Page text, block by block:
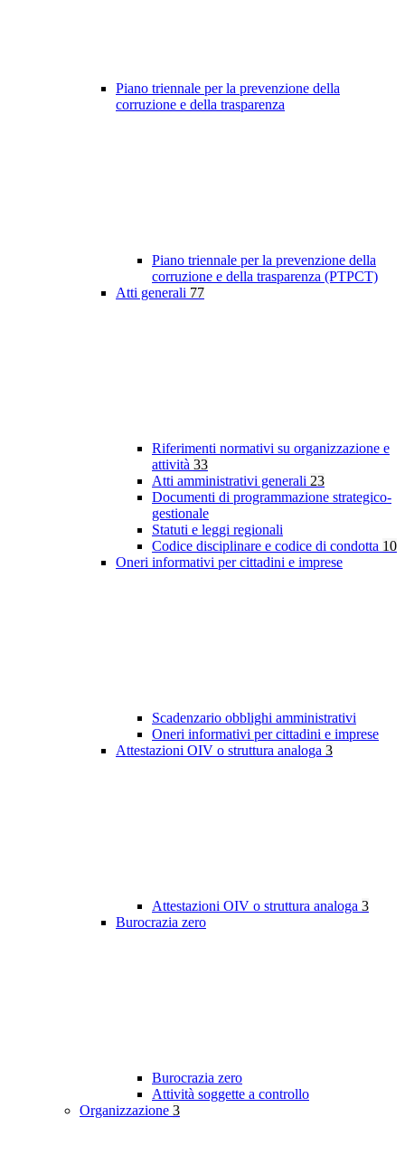
Piano triennale per la prevenzione della
corruzione e della trasparenza
Piano triennale per la prevenzione della
corruzione e della trasparenza (PTPCT)
Atti generali 77
Riferimenti normativi su organizzazione e
attività 33
Atti amministrativi generali 23
Documenti di programmazione strategico-
gestionale
Statuti e leggi regionali
Codice disciplinare e codice di condotta 10
Oneri informativi per cittadini e imprese
Scadenzario obblighi amministrativi
Oneri informativi per cittadini e imprese
Attestazioni OIV o struttura analoga 3
Attestazioni OIV o struttura analoga 3
Burocrazia zero
Burocrazia zero
Attività soggette a controllo
Organizzazione 3